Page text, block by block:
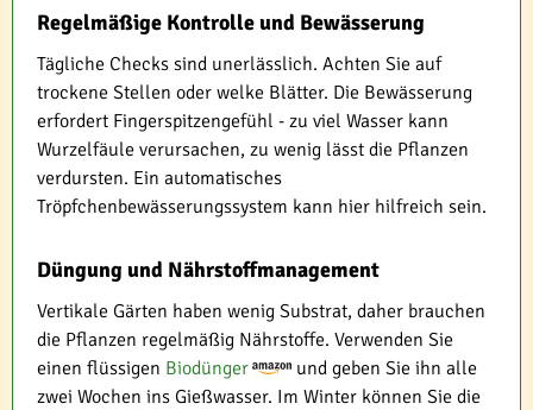
Regelmäßige Kontrolle und Bewässerung
Tägliche Checks sind unerlässlich. Achten Sie auf
trockene Stellen oder welke Blätter. Die Bewässerung
erfordert Fingerspitzengefühl - zu viel Wasser kann
Wurzelfäule verursachen, zu wenig lässt die Pflanzen
verdursten. Ein automatisches
Tröpfchenbewässerungssystem kann hier hilfreich sein.
Düngung und Nährstoffmanagement
Vertikale Gärten haben wenig Substrat, daher brauchen
die Pflanzen regelmäßig Nährstoffe. Verwenden Sie
einen flüssigen Biodünger
und geben Sie ihn alle
zwei Wochen ins Gießwasser. Im Winter können Sie die